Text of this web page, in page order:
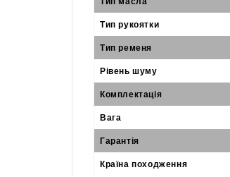
Тип рукоятки
Тип ременя
Рівень шуму
Комплектація
Вага
Гарантія
Країна походження